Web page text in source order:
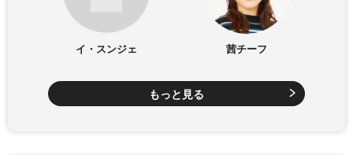
イ・スンジェ 茜チーフ
もっと見る